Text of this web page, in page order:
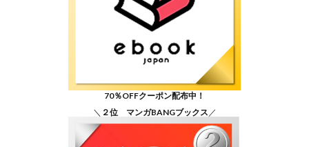
70％OFFクーポン配布中！
＼ ２位 マンガBANGブックス ／